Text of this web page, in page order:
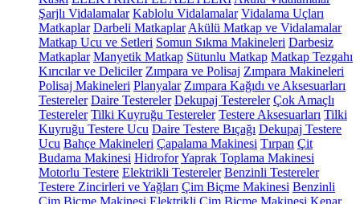
Şarjlı Vidalamalar Kablolu Vidalamalar Vidalama Uçları
Matkaplar Darbeli Matkaplar Akülü Matkap ve Vidalamalar
Matkap Ucu ve Setleri Somun Sıkma Makineleri Darbesiz
Matkaplar Manyetik Matkap Sütunlu Matkap Matkap Tezgahı
Kırıcılar ve Deliciler Zımpara ve Polisaj Zımpara Makineleri
Polisaj Makineleri Planyalar Zımpara Kağıdı ve Aksesuarları
Testereler Daire Testereler Dekupaj Testereler Çok Amaçlı
Testereler Tilki Kuyruğu Testereler Testere Aksesuarları Tilki
Kuyruğu Testere Ucu Daire Testere Bıçağı Dekupaj Testere
Ucu Bahçe Makineleri Çapalama Makinesi Tırpan Çit
Budama Makinesi HidroforYaprak Toplama Makinesi
Motorlu Testere Elektrikli Testereler Benzinli Testereler
Testere Zincirleri ve Yağları Çim Biçme Makinesi Benzinli
Çim Biçme Makinesi Elektrikli Çim Biçme Makinesi Kenar